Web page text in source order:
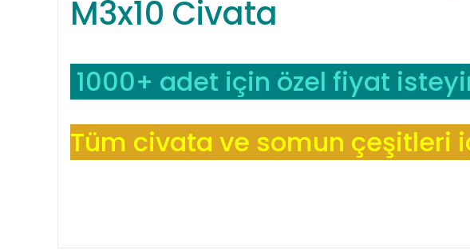
M3x10 Civata
1000+ adet için özel fiyat
Tüm civata ve somun çeşitleri